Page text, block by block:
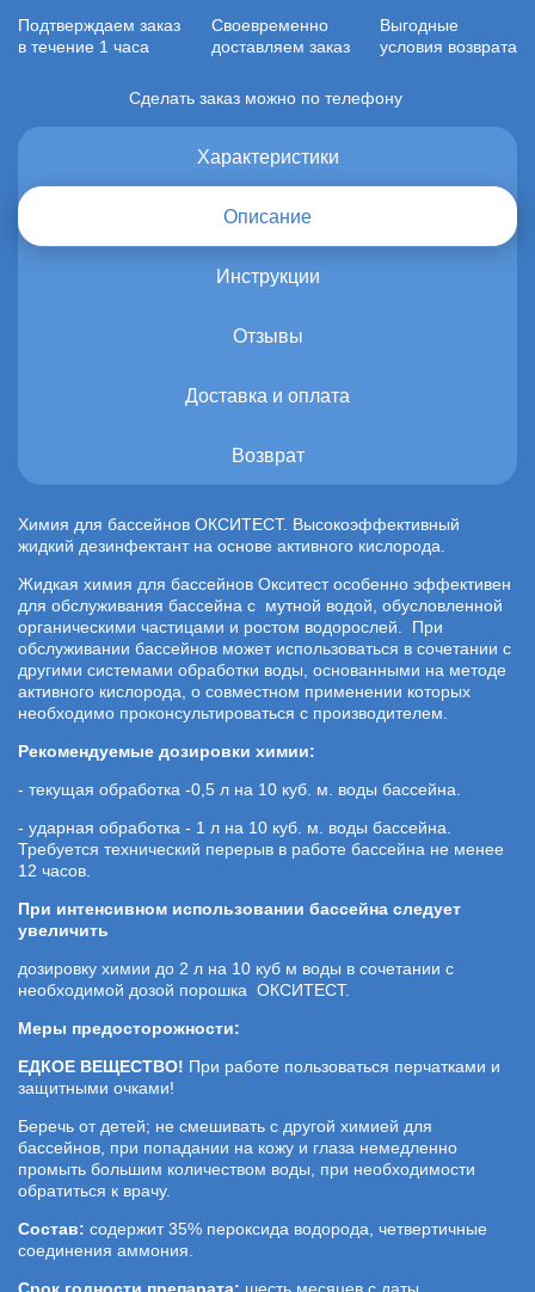
Подтверждаем заказ
в течение 1 часа
Своевременно
доставляем заказ
Выгодные
условия возврата
Сделать заказ можно по телефону
Характеристики
Описание
Инструкции
Отзывы
Доставка и оплата
Возврат
Химия для бассейнов ОКСИТЕСТ. Высокоэффективный
жидкий дезинфектант на основе активного кислорода.
Жидкая химия для бассейнов Окситест особенно эффективен
для обслуживания бассейна с мутной водой, обусловленной
органическими частицами и ростом водорослей. При
обслуживании бассейнов может использоваться в сочетании с
другими системами обработки воды, основанными на методе
активного кислорода, о совместном применении которых
необходимо проконсультироваться с производителем.
Рекомендуемые дозировки химии:
- текущая обработка -0,5 л на 10 куб. м. воды бассейна.
- ударная обработка - 1 л на 10 куб. м. воды бассейна.
Требуется технический перерыв в работе бассейна не менее
12 часов.
При интенсивном использовании бассейна следует
увеличить
дозировку химии до 2 л на 10 куб м воды в сочетании с
необходимой дозой порошка ОКСИТЕСТ.
Меры предосторожности:
ЕДКОЕ ВЕЩЕСТВО! При работе пользоваться перчатками и
защитными очками!
Беречь от детей; не смешивать с другой химией для
бассейнов, при попадании на кожу и глаза немедленно
промыть большим количеством воды, при необходимости
обратиться к врачу.
Состав: содержит 35% пероксида водорода, четвертичные
соединения аммония.